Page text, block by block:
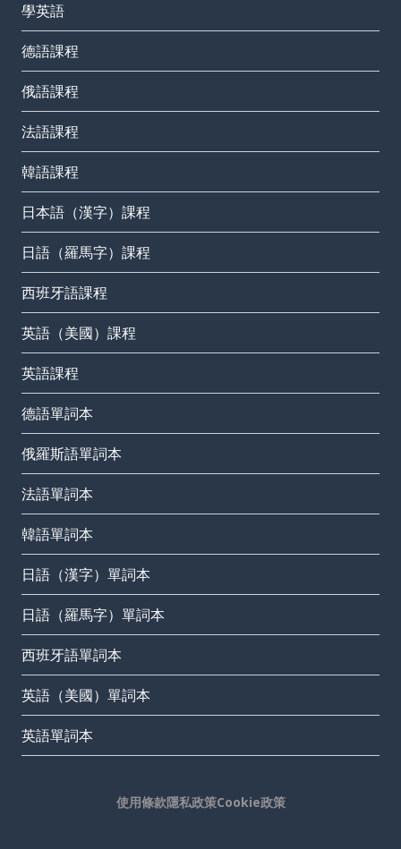
學英語
德語課程
俄語課程
法語課程
韓語課程
日本語（漢字）課程
日語（羅馬字）課程
西班牙語課程
英語（美國）課程
英語課程
德語單詞本
俄羅斯語單詞本
法語單詞本
韓語單詞本
日語（漢字）單詞本
日語（羅馬字）單詞本
西班牙語單詞本
英語（美國）單詞本
英語單詞本
使用條款隱私政策Cookie政策